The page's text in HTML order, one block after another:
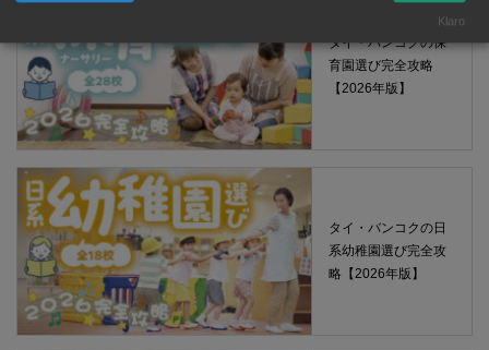
タイ・バンコクの保
育園選び完全攻略
【2026年版】
タイ・バンコクの日
系幼稚園選び完全攻
略【2026年版】
Klaro